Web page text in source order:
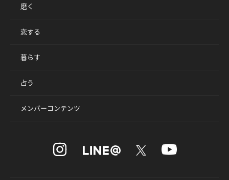
磨く
恋する
暮らす
占う
メンバーコンテンツ